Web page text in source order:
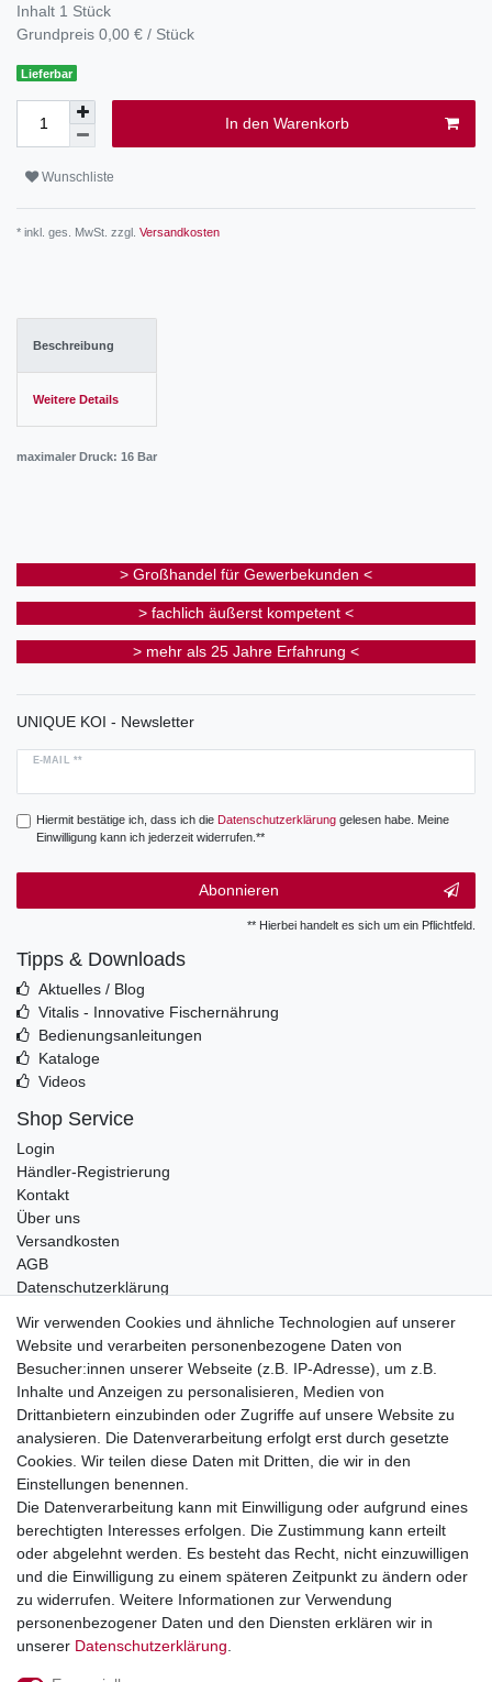
Inhalt 1 Stück
Grundpreis 0,00 € / Stück
Lieferbar
In den Warenkorb
Wunschliste
* inkl. ges. MwSt. zzgl. Versandkosten
Beschreibung
Weitere Details
maximaler Druck: 16 Bar
> Großhandel für Gewerbekunden <
> fachlich äußerst kompetent <
> mehr als 25 Jahre Erfahrung <
UNIQUE KOI - Newsletter
E-MAIL **
Hiermit bestätige ich, dass ich die Daten­schutz­erklärunggelesen habe. Meine
Einwilligung kann ich jederzeit widerrufen.**
Abonnieren
** Hierbei handelt es sich um ein Pflichtfeld.
Tipps & Downloads
Aktuelles / Blog
Vitalis - Innovative Fischernährung
Bedienungsanleitungen
Kataloge
Videos
Shop Service
Login
Händler-Registrierung
Kontakt
Über uns
Versandkosten
AGB
Datenschutzerklärung
Telefonische Beratung und Unterstützung für Händler unter:
+49 2851 5895-0
Montag - Donnerstag: 08.00 - 16.30 Uhr
Freitag: 08.00 - 16.00 Uhr
Wir sind ein Großhandel, bitte wenden Sie sich als
Endkunde direkt an Ihren örtlichen Fachhändler. Vielen
Dank!
Widerrufs­recht Impressum Daten­schutz­erklärung
Wir verwenden Cookies und ähnliche Technologien auf unserer
Website und verarbeiten personenbezogene Daten von
Besucher:innen unserer Webseite (z.B. IP-Adresse), um z.B.
Inhalte und Anzeigen zu personalisieren, Medien von
Drittanbietern einzubinden oder Zugriffe auf unsere Website zu
analysieren. Die Datenverarbeitung erfolgt erst durch gesetzte
Cookies. Wir teilen diese Daten mit Dritten, die wir in den
Einstellungen benennen.
Die Datenverarbeitung kann mit Einwilligung oder aufgrund eines
berechtigten Interesses erfolgen. Die Zustimmung kann erteilt
oder abgelehnt werden. Es besteht das Recht, nicht einzuwilligen
und die Einwilligung zu einem späteren Zeitpunkt zu ändern oder
zu widerrufen. Weitere Informationen zur Verwendung
personenbezogener Daten und den Diensten erklären wir in
unserer Daten­schutz­erklärung